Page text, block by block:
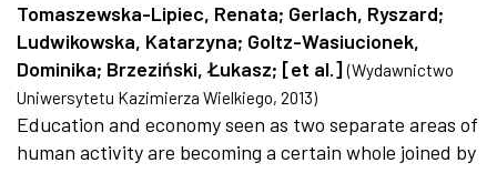
Tomaszewska-Lipiec, Renata; Gerlach, Ryszard;
Ludwikowska, Katarzyna; Goltz-Wasiucionek,
Dominika; Brzeziński, Łukasz; [et al.] (Wydawnictwo
Uniwersytetu Kazimierza Wielkiego, 2013)
Education and economy seen as two separate areas of
human activity are becoming a certain whole joined by